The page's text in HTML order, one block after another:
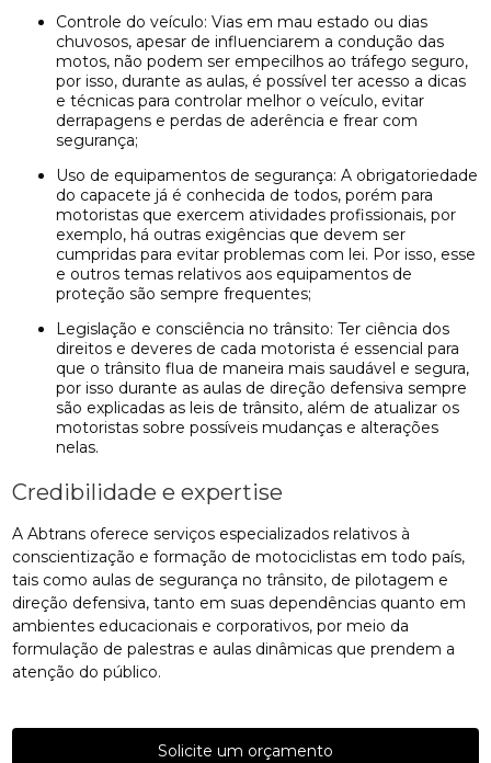
Controle do veículo: Vias em mau estado ou dias
chuvosos, apesar de influenciarem a condução das
motos, não podem ser empecilhos ao tráfego seguro,
por isso, durante as aulas, é possível ter acesso a dicas
e técnicas para controlar melhor o veículo, evitar
derrapagens e perdas de aderência e frear com
segurança;
Uso de equipamentos de segurança: A obrigatoriedade
do capacete já é conhecida de todos, porém para
motoristas que exercem atividades profissionais, por
exemplo, há outras exigências que devem ser
cumpridas para evitar problemas com lei. Por isso, esse
e outros temas relativos aos equipamentos de
proteção são sempre frequentes;
Legislação e consciência no trânsito: Ter ciência dos
direitos e deveres de cada motorista é essencial para
que o trânsito flua de maneira mais saudável e segura,
por isso durante as aulas de direção defensiva sempre
são explicadas as leis de trânsito, além de atualizar os
motoristas sobre possíveis mudanças e alterações
nelas.
Credibilidade e expertise
A Abtrans oferece serviços especializados relativos à
conscientização e formação de motociclistas em todo país,
tais como aulas de segurança no trânsito, de pilotagem e
direção defensiva, tanto em suas dependências quanto em
ambientes educacionais e corporativos, por meio da
formulação de palestras e aulas dinâmicas que prendem a
atenção do público.
Solicite um orçamento